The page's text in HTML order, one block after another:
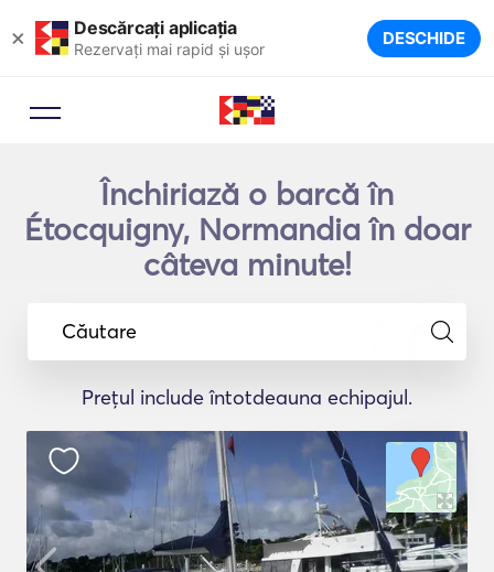
× Descărcați aplicația
Rezervați mai rapid și ușor DESCHIDE
Închiriază o barcă în
Étocquigny, Normandia în doar
câteva minute!
Căutare
Prețul include întotdeauna echipajul.